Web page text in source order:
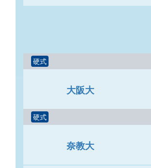
硬式
大阪大
硬式
奈教大